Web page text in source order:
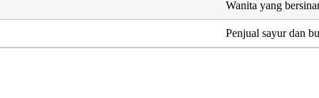
Wanita yang
Penjual sayur dan